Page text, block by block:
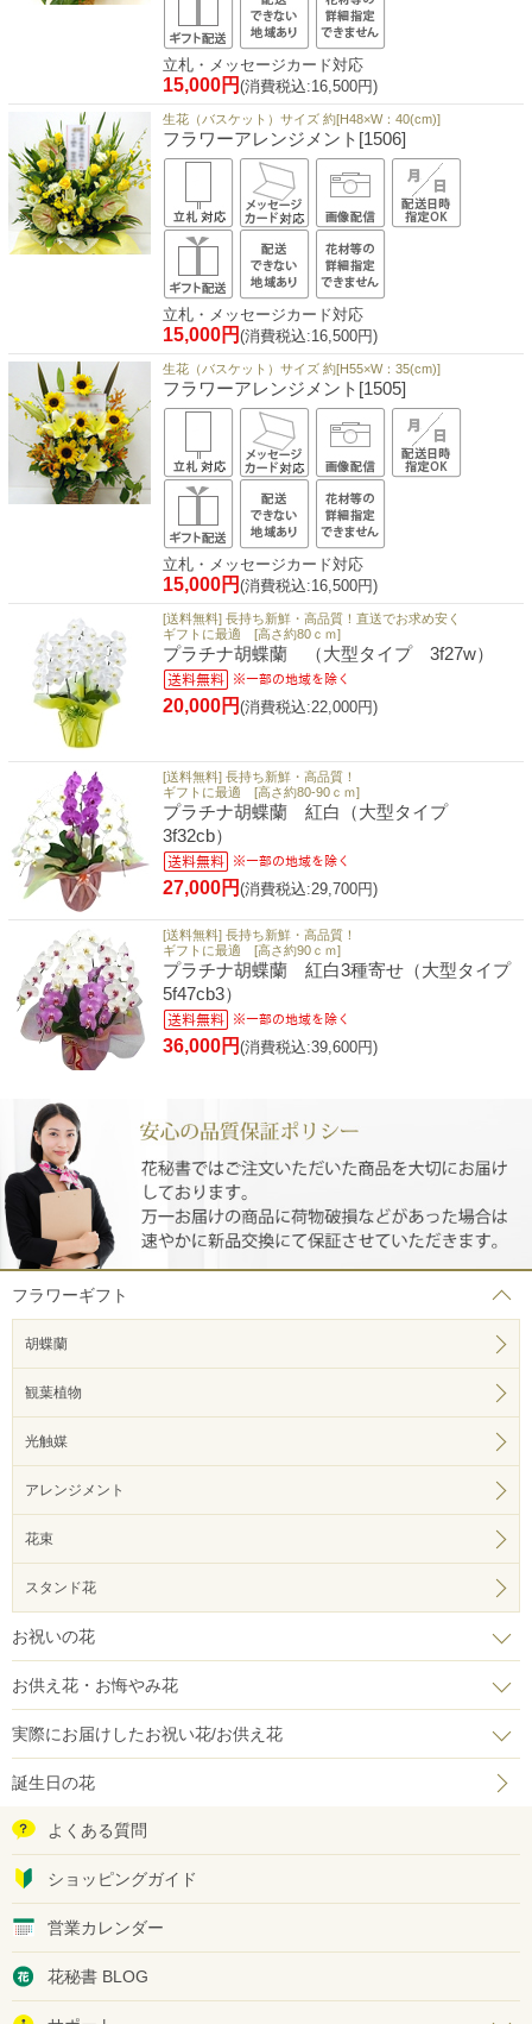
立札・メッセージカード対応
15,000円 (消費税込:16,500円)
生花（バスケット）サイズ 約[H48×W：40(cm)]
フラワーアレンジメント[1506]
立札・メッセージカード対応
15,000円 (消費税込:16,500円)
生花（バスケット）サイズ 約[H55×W：35(cm)]
フラワーアレンジメント[1505]
立札・メッセージカード対応
15,000円 (消費税込:16,500円)
[送料無料] 長持ち新鮮・高品質！直送でお求め安く
ギフトに最適 [高さ約80ｃｍ]
プラチナ胡蝶蘭 （大型タイプ 3f27w）
20,000円 (消費税込:22,000円)
[送料無料] 長持ち新鮮・高品質！
ギフトに最適 [高さ約80-90ｃｍ]
プラチナ胡蝶蘭 紅白（大型タイプ
3f32cb）
27,000円 (消費税込:29,700円)
[送料無料] 長持ち新鮮・高品質！
ギフトに最適 [高さ約90ｃｍ]
プラチナ胡蝶蘭 紅白3種寄せ（大型タイプ
5f47cb3）
36,000円 (消費税込:39,600円)
フラワーギフト
胡蝶蘭
観葉植物
光触媒
アレンジメント
花束
スタンド花
お祝いの花
お供え花・お悔やみ花
実際にお届けしたお祝い花/お供え花
誕生日の花
よくある質問
ショッピングガイド
営業カレンダー
花秘書 BLOG